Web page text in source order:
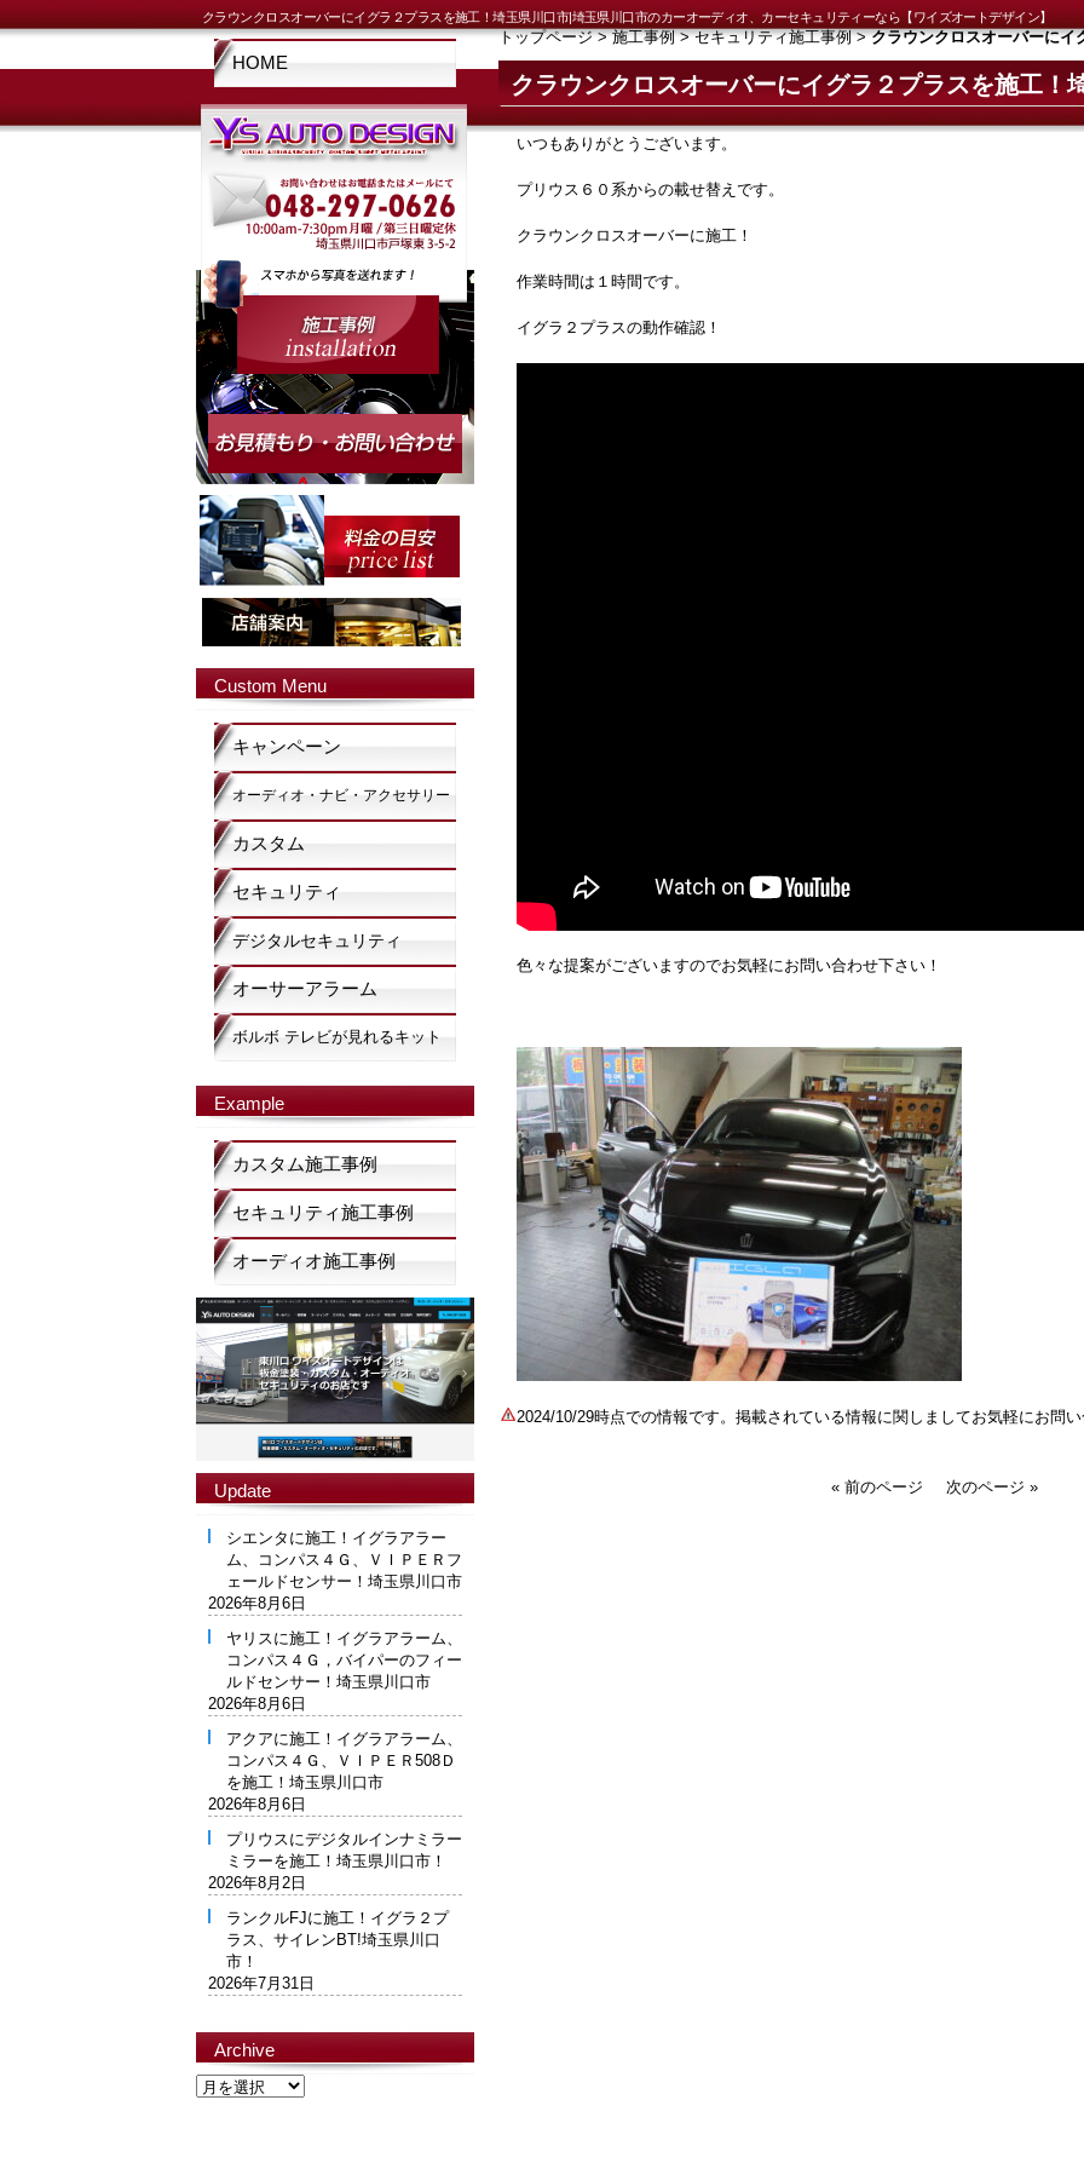
クラウンクロスオーバーにイグラ２プラスを施工！埼玉県川口市|埼玉県川口市のカーオーディオ、カーセキュリティーなら【ワイズオートデザイン】
トップページ>施工事例>セキュリティ施工事例>クラウンクロスオーバーにイ
クラウンクロスオーバーにイグラ２プラスを施工！
いつもありがとうございます。
プリウス６０系からの載せ替えです。
クラウンクロスオーバーに施工！
作業時間は１時間です。
イグラ２プラスの動作確認！
色々な提案がございますのでお気軽にお問い合わせ下さい！
2024/10/29時点での情報です。掲載されている情報に関しましてお気軽にお問い
« 前のページ 次のページ »
HOME
Custom Menu
キャンペーン
オーディオ・ナビ・アクセサリー
カスタム
セキュリティ
デジタルセキュリティ
オーサーアラーム
ボルボ テレビが見れるキット
Example
カスタム施工事例
セキュリティ施工事例
オーディオ施工事例
Update
シエンタに施工！イグラアラー
ム、コンパス４Ｇ、ＶＩＰＥＲフ
ェールドセンサー！埼玉県川口市
2026年8月6日
ヤリスに施工！イグラアラーム、
コンパス４Ｇ，バイパーのフィー
ルドセンサー！埼玉県川口市
2026年8月6日
アクアに施工！イグラアラーム、
コンパス４Ｇ、ＶＩＰＥＲ508Ｄ
を施工！埼玉県川口市
2026年8月6日
プリウスにデジタルインナミラー
ミラーを施工！埼玉県川口市！
2026年8月2日
ランクルFJに施工！イグラ２プ
ラス、サイレンBT!埼玉県川口
市！
2026年7月31日
Archive
Archive